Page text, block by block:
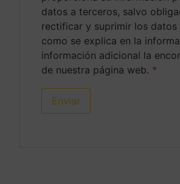
datos a terceros, salvo
rectificar y suprimir los
como se explica en la
información adicional la
de nuestra página web. *